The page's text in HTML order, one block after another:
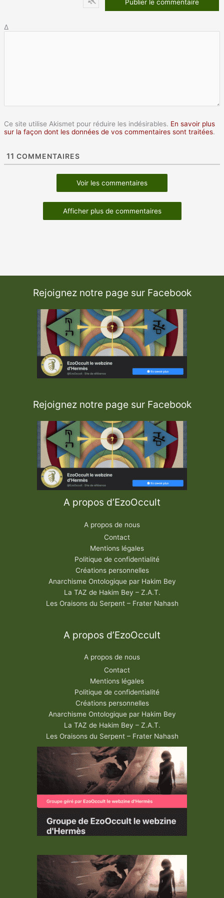
Δ
Ce site utilise Akismet pour réduire les indésirables. En savoir plus
sur la façon dont les données de vos commentaires sont traitées.
11 COMMENTAIRES
Voir les commentaires
Afficher plus de commentaires
Rejoignez notre page sur Facebook
Rejoignez notre page sur Facebook
A propos d’EzoOccult
A propos de nous
Contact
Mentions légales
Politique de confidentialité
Créations personnelles
Anarchisme Ontologique par Hakim Bey
La TAZ de Hakim Bey – Z.A.T.
Les Oraisons du Serpent – Frater Nahash
A propos d’EzoOccult
A propos de nous
Contact
Mentions légales
Politique de confidentialité
Créations personnelles
Anarchisme Ontologique par Hakim Bey
La TAZ de Hakim Bey – Z.A.T.
Les Oraisons du Serpent – Frater Nahash